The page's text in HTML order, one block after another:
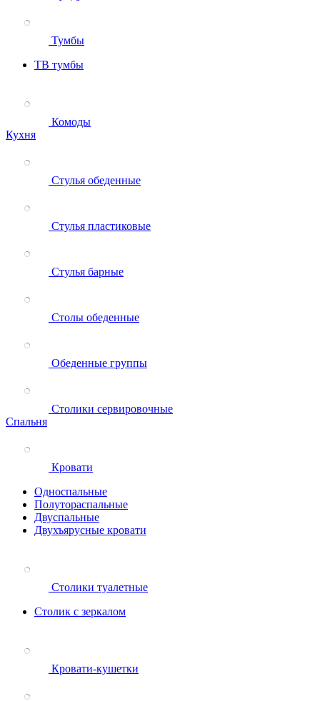
Тумбы
ТВ тумбы
Комоды
Кухня
Стулья обеденные
Стулья пластиковые
Стулья барные
Столы обеденные
Обеденные группы
Столики сервировочные
Спальня
Кровати
Односпальные
Полутораспальные
Двуспальные
Двухъярусные кровати
Столики туалетные
Столик с зеркалом
Кровати-кушетки